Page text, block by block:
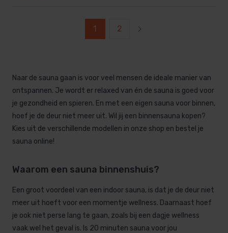
1 2
Naar de sauna gaan is voor veel mensen de ideale manier van
ontspannen. Je wordt er relaxed van én de sauna is goed voor
je gezondheid en spieren. En met een eigen sauna voor binnen,
hoef je de deur niet meer uit. Wil jij een binnensauna kopen?
Kies uit de verschillende modellen in onze shop en bestel je
sauna online!
Waarom een sauna binnenshuis?
Een groot voordeel van een indoor sauna, is dat je de deur niet
meer uit hoeft voor een momentje wellness. Daarnaast hoef
je ook niet perse lang te gaan, zoals bij een dagje wellness
vaak wel het geval is. Is 20 minuten sauna voor jou